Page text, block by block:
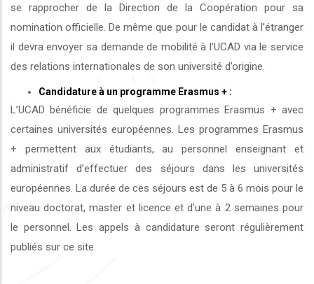
se rapprocher de la Direction de la Coopération pour sa
nomination officielle. De même que pour le candidat à l’étranger
il devra envoyer sa demande de mobilité à l’UCAD via le service
des relations internationales de son université d’origine.
Candidature à un programme Erasmus + :
L’UCAD bénéficie de quelques programmes Erasmus + avec
certaines universités européennes. Les programmes Erasmus
+ permettent aux étudiants, au personnel enseignant et
administratif d’effectuer des séjours dans les universités
européennes. La durée de ces séjours est de 5 à 6 mois pour le
niveau doctorat, master et licence et d’une à 2 semaines pour
le personnel. Les appels à candidature seront régulièrement
publiés sur ce site.